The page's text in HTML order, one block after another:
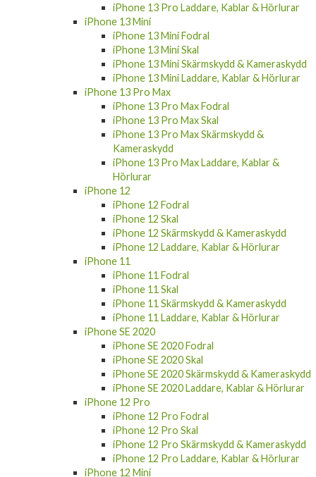
iPhone 13 Pro Laddare, Kablar & Hörlurar
iPhone 13 Mini
iPhone 13 Mini Fodral
iPhone 13 Mini Skal
iPhone 13 Mini Skärmskydd & Kameraskydd
iPhone 13 Mini Laddare, Kablar & Hörlurar
iPhone 13 Pro Max
iPhone 13 Pro Max Fodral
iPhone 13 Pro Max Skal
iPhone 13 Pro Max Skärmskydd &
Kameraskydd
iPhone 13 Pro Max Laddare, Kablar &
Hörlurar
iPhone 12
iPhone 12 Fodral
iPhone 12 Skal
iPhone 12 Skärmskydd & Kameraskydd
iPhone 12 Laddare, Kablar & Hörlurar
iPhone 11
iPhone 11 Fodral
iPhone 11 Skal
iPhone 11 Skärmskydd & Kameraskydd
iPhone 11 Laddare, Kablar & Hörlurar
iPhone SE 2020
iPhone SE 2020 Fodral
iPhone SE 2020 Skal
iPhone SE 2020 Skärmskydd & Kameraskydd
iPhone SE 2020 Laddare, Kablar & Hörlurar
iPhone 12 Pro
iPhone 12 Pro Fodral
iPhone 12 Pro Skal
iPhone 12 Pro Skärmskydd & Kameraskydd
iPhone 12 Pro Laddare, Kablar & Hörlurar
iPhone 12 Mini